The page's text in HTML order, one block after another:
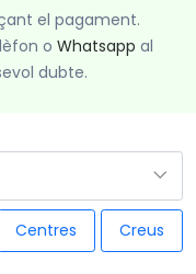
el pagament.
o Whatsapp al
dubte.
Centres Creus